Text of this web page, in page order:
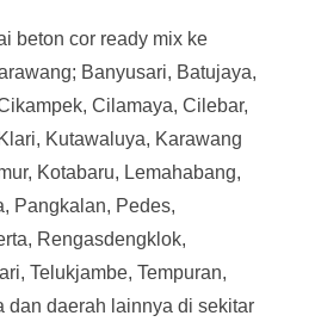
beton cor ready mix ke
Banyusari, Batujaya,
Cilamaya, Cilebar,
Kutawaluya, Karawang
Kotabaru, Lemahabang,
Pangkalan, Pedes,
Rengasdengklok,
Telukjambe, Tempuran,
dan daerah lainnya di sekitar